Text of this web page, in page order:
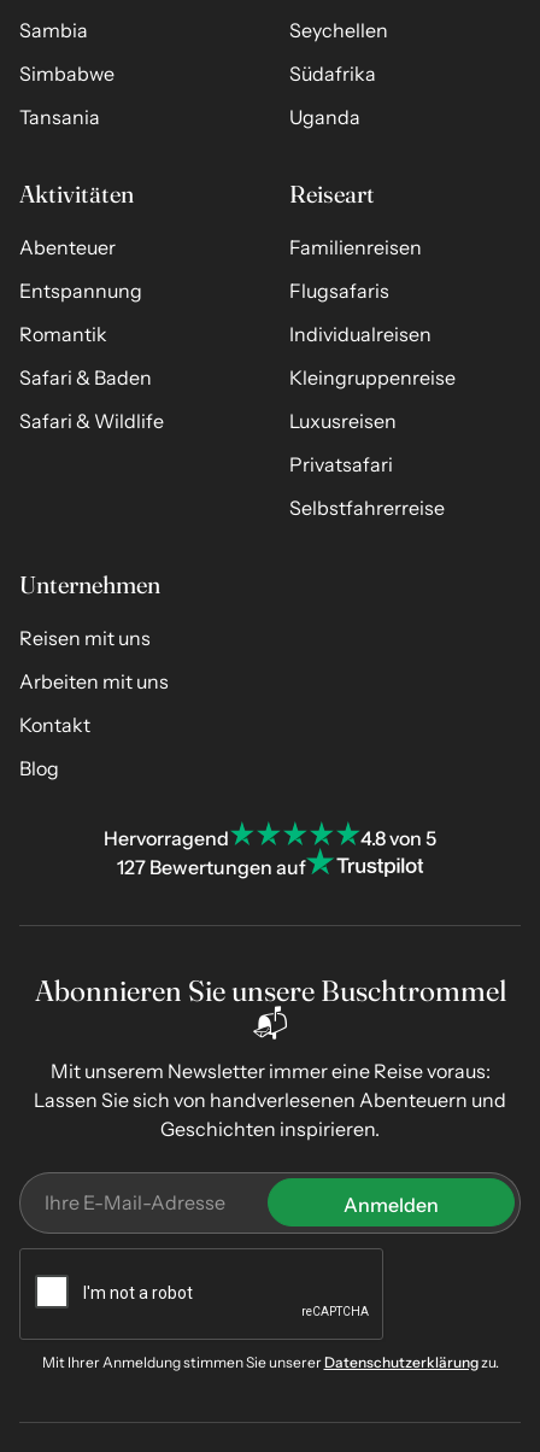
Sambia
Seychellen
Simbabwe
Südafrika
Tansania
Uganda
Aktivitäten
Abenteuer
Entspannung
Romantik
Safari & Baden
Safari & Wildlife
Reiseart
Familienreisen
Flugsafaris
Individualreisen
Kleingruppenreise
Luxusreisen
Privatsafari
Selbstfahrerreise
Unternehmen
Reisen mit uns
Arbeiten mit uns
Kontakt
Blog
Hervorragend
4.8 von 5
127 Bewertungen auf
Abonnieren Sie unsere Buschtrommel
📬
Mit unserem Newsletter immer eine Reise voraus:
Lassen Sie sich von handverlesenen Abenteuern und
Geschichten inspirieren.
Mit Ihrer Anmeldung stimmen Sie unsererDatenschutzerklärungzu.